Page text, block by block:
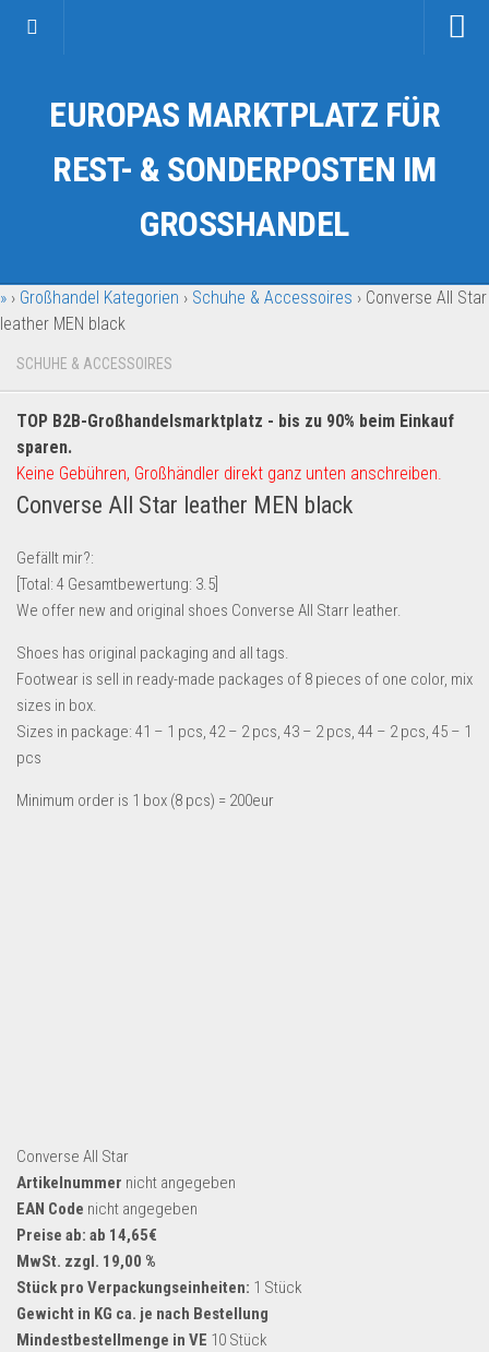
Kategorien
Auto & Motorrad
Fahrzeuge & Transport
Garten & Werkzeug
Geschäft, Büro & Schreibwaren
Geschenkartikel
Handy und Smartphone
Kosmetik & Pflege
Lebensmittel & Getränke
Multimedia & Elektro
Münzen
Spielzeug & Games
Schuhe & Accessoires
Sport & Freizeit
Uhren & Schmuck
Restposten-Angebote
Lidl
Kostenlos verkaufen
Anmelden
Kostenlos Registrieren
Newsletter
EUROPAS MARKTPLATZ FÜR
REST- & SONDERPOSTEN IM
GROSSHANDEL
» › Großhandel Kategorien › Schuhe & Accessoires › Converse All Star
leather MEN black
SCHUHE & ACCESSOIRES
TOP B2B-Großhandelsmarktplatz - bis zu 90% beim Einkauf
sparen.
Keine Gebühren, Großhändler direkt ganz unten anschreiben.
Converse All Star leather MEN black
Gefällt mir?:
[Total: 4 Gesamtbewertung: 3.5
We offer new and original shoes Converse All Starr leather.
Shoes has original packaging and all tags.
Footwear is sell in ready-made packages of 8 pieces of one color, mix
sizes in box.
Sizes in package: 41 – 1 pcs, 42 – 2 pcs, 43 – 2 pcs, 44 – 2 pcs, 45 – 1
pcs
Minimum order is 1 box (8 pcs) = 200eur
Converse All Star
Artikelnummer nicht angegeben
EAN Code nicht angegeben
Preise ab: ab 14,65€
MwSt. zzgl. 19,00 %
Stück pro Verpackungseinheiten: 1 Stück
Gewicht in KG ca. je nach Bestellung
Mindestbestellmenge in VE 10 Stück